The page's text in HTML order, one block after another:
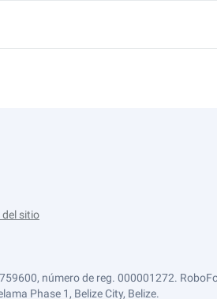
del sitio
número de reg. 000001272.
Phase 1, Belize City, Belize.